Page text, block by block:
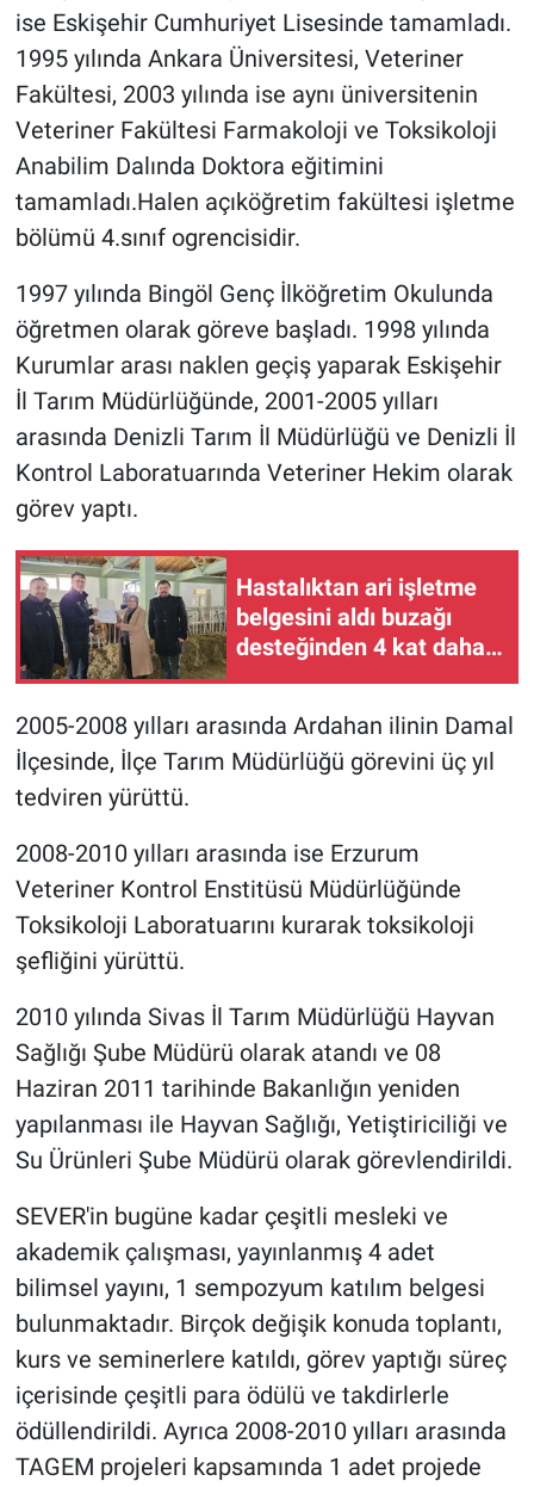
ise Eskişehir Cumhuriyet Lisesinde tamamladı.
1995 yılında Ankara Üniversitesi, Veteriner
Fakültesi, 2003 yılında ise aynı üniversitenin
Veteriner Fakültesi Farmakoloji ve Toksikoloji
Anabilim Dalında Doktora eğitimini
tamamladı.Halen açıköğretim fakültesi işletme
bölümü 4.sınıf ogrencisidir.
1997 yılında Bingöl Genç İlköğretim Okulunda
öğretmen olarak göreve başladı. 1998 yılında
Kurumlar arası naklen geçiş yaparak Eskişehir
İl Tarım Müdürlüğünde, 2001-2005 yılları
arasında Denizli Tarım İl Müdürlüğü ve Denizli İl
Kontrol Laboratuarında Veteriner Hekim olarak
görev yaptı.
Hastalıktan ari işletme
belgesini aldı buzağı
desteğinden 4 kat daha
fazla yararlanacak!
2005-2008 yılları arasında Ardahan ilinin Damal
İlçesinde, İlçe Tarım Müdürlüğü görevini üç yıl
tedviren yürüttü.
2008-2010 yılları arasında ise Erzurum
Veteriner Kontrol Enstitüsü Müdürlüğünde
Toksikoloji Laboratuarını kurarak toksikoloji
şefliğini yürüttü.
2010 yılında Sivas İl Tarım Müdürlüğü Hayvan
Sağlığı Şube Müdürü olarak atandı ve 08
Haziran 2011 tarihinde Bakanlığın yeniden
yapılanması ile Hayvan Sağlığı, Yetiştiriciliği ve
Su Ürünleri Şube Müdürü olarak görevlendirildi.
SEVER'in bugüne kadar çeşitli mesleki ve
akademik çalışması, yayınlanmış 4 adet
bilimsel yayını, 1 sempozyum katılım belgesi
bulunmaktadır. Birçok değişik konuda toplantı,
kurs ve seminerlere katıldı, görev yaptığı süreç
içerisinde çeşitli para ödülü ve takdirlerle
ödüllendirildi. Ayrıca 2008-2010 yılları arasında
TAGEM projeleri kapsamında 1 adet projede